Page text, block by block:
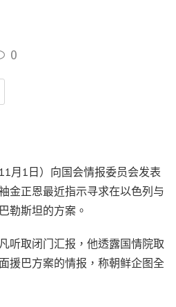
0
月1日）向国会情报委员会发表
金正恩最近指示寻求在以色列与
勒斯坦的方案。
听取闭门汇报，他透露国情院取
援巴方案的情报，称朝鲜企图全